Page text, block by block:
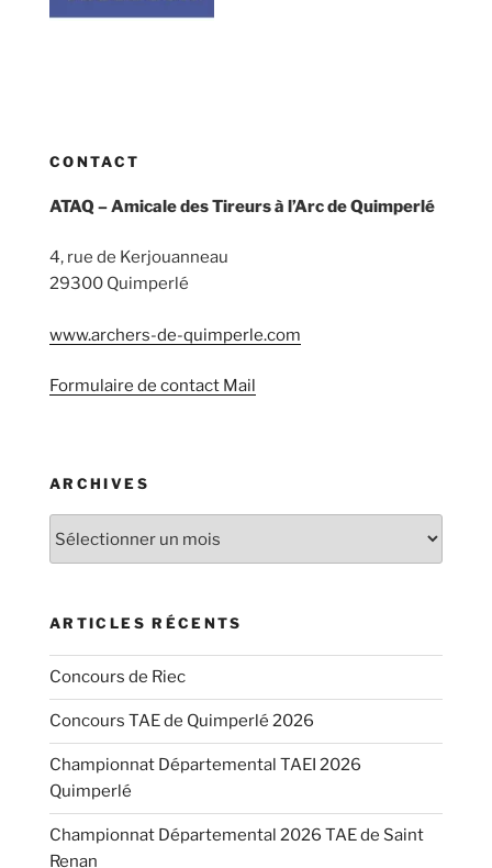
CONTACT
ATAQ – Amicale des Tireurs à l’Arc de Quimperlé
4, rue de Kerjouanneau
29300 Quimperlé
www.archers-de-quimperle.com
Formulaire de contact Mail
ARCHIVES
ARTICLES RÉCENTS
Concours de Riec
Concours TAE de Quimperlé 2026
Championnat Départemental TAEI 2026
Quimperlé
Championnat Départemental 2026 TAE de Saint
Renan